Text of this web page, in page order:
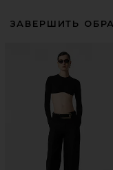
ЗАВЕРШИТЬ